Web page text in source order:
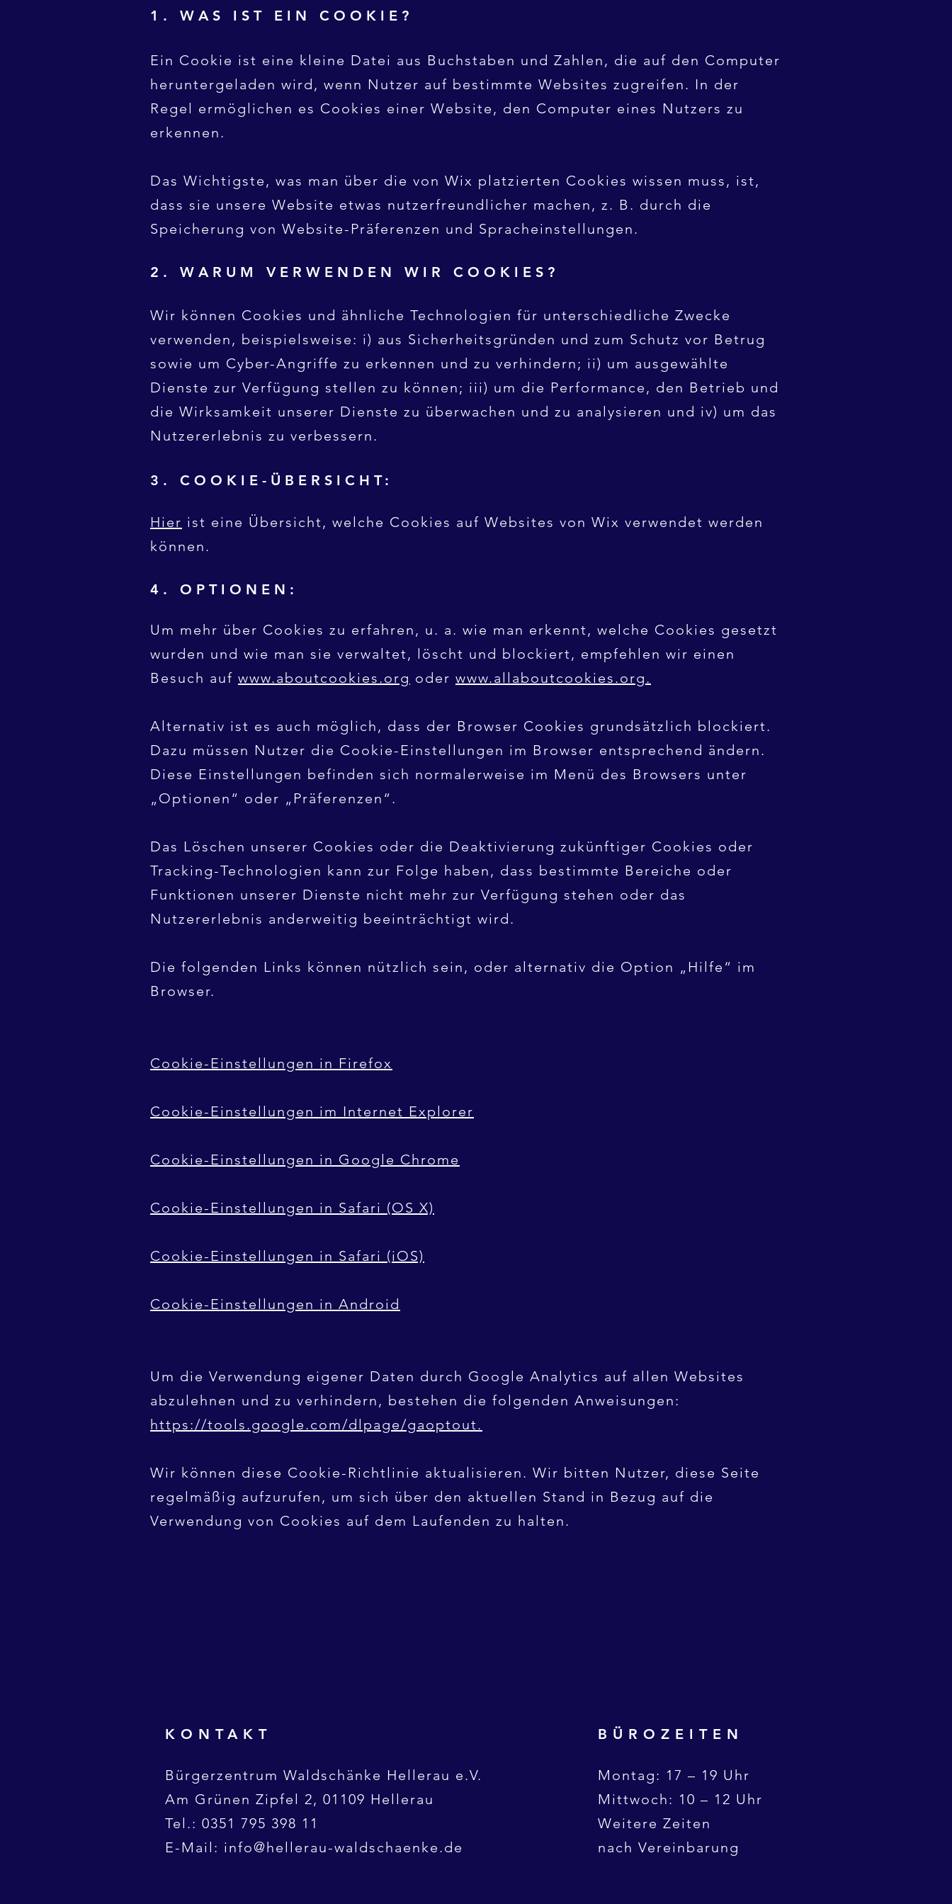
1. WAS IST EIN COOKIE?
Ein Cookie ist eine kleine Datei aus Buchstaben und Zahlen, die auf den Computer
heruntergeladen wird, wenn Nutzer auf bestimmte Websites zugreifen. In der
Regel ermöglichen es Cookies einer Website, den Computer eines Nutzers zu
erkennen.
Das Wichtigste, was man über die von Wix platzierten Cookies wissen muss, ist,
dass sie unsere Website etwas nutzerfreundlicher machen, z. B. durch die
Speicherung von Website-Präferenzen und Spracheinstellungen.
2. WARUM VERWENDEN WIR COOKIES?
Wir können Cookies und ähnliche Technologien für unterschiedliche Zwecke
verwenden, beispielsweise: i) aus Sicherheitsgründen und zum Schutz vor Betrug
sowie um Cyber-Angriffe zu erkennen und zu verhindern; ii) um ausgewählte
Dienste zur Verfügung stellen zu können; iii) um die Performance, den Betrieb und
die Wirksamkeit unserer Dienste zu überwachen und zu analysieren und iv) um das
Nutzererlebnis zu verbessern.
3. COOKIE-ÜBERSICHT:
Hier ist eine Übersicht, welche Cookies auf Websites von Wix verwendet werden
können.
4. OPTIONEN:
Um mehr über Cookies zu erfahren, u. a. wie man erkennt, welche Cookies gesetzt
wurden und wie man sie verwaltet, löscht und blockiert, empfehlen wir einen
Besuch auf www.aboutcookies.org oder www.allaboutcookies.org.
Alternativ ist es auch möglich, dass der Browser Cookies grundsätzlich blockiert.
Dazu müssen Nutzer die Cookie-Einstellungen im Browser entsprechend ändern.
Diese Einstellungen befinden sich normalerweise im Menü des Browsers unter
„Optionen“ oder „Präferenzen“.
Das Löschen unserer Cookies oder die Deaktivierung zukünftiger Cookies oder
Tracking-Technologien kann zur Folge haben, dass bestimmte Bereiche oder
Funktionen unserer Dienste nicht mehr zur Verfügung stehen oder das
Nutzererlebnis anderweitig beeinträchtigt wird.
Die folgenden Links können nützlich sein, oder alternativ die Option „Hilfe“ im
Browser.
Cookie-Einstellungen in Firefox
Cookie-Einstellungen im Internet Explorer
Cookie-Einstellungen in Google Chrome
Cookie-Einstellungen in Safari (OS X)
Cookie-Einstellungen in Safari (iOS)
Cookie-Einstellungen in Android
Um die Verwendung eigener Daten durch Google Analytics auf allen Websites
abzulehnen und zu verhindern, bestehen die folgenden Anweisungen:
https://tools.google.com/dlpage/gaoptout.
Wir können diese Cookie-Richtlinie aktualisieren. Wir bitten Nutzer, diese Seite
regelmäßig aufzurufen, um sich über den aktuellen Stand in Bezug auf die
Verwendung von Cookies auf dem Laufenden zu halten.
KONTAKT
Bürgerzentrum Waldschänke Hellerau e.V.
Am Grünen Zipfel 2, 01109 Hellerau
Tel.: 0351 795 398 11
E-Mail: info@hellerau-waldschaenke.de
BÜROZEITEN
Montag: 17 – 19 Uhr
Mittwoch: 10 – 12 Uhr
Weitere Zeiten
nach Vereinbarung